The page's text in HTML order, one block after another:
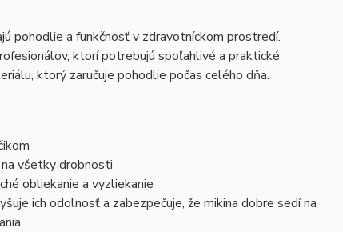
pohodlie a funkčnosť v zdravotníckom prostredí.
ktorí potrebujú spoľahlivé a praktické
ktorý zaručuje pohodlie počas celého dňa.
všetky drobnosti
obliekanie a vyzliekanie
ich odolnosť a zabezpečuje, že mikina dobre sedí na